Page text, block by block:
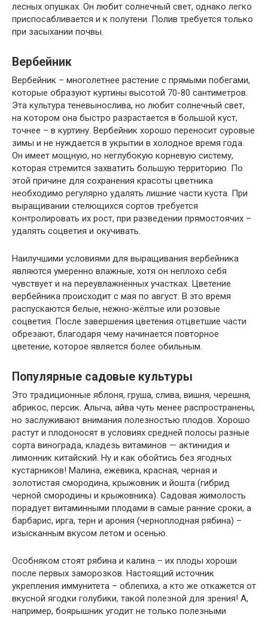
лесных опушках. Он любит солнечный свет, однако легко
приспосабливается и к полутени. Полив требуется только
при засыхании почвы.
Вербейник
Вербейник – многолетнее растение с прямыми побегами,
которые образуют куртины высотой 70-80 сантиметров.
Эта культура теневынослива, но любит солнечный свет,
на котором она быстро разрастается в большой куст,
точнее – в куртину. Вербейник хорошо переносит суровые
зимы и не нуждается в укрытии в холодное время года.
Он имеет мощную, но неглубокую корневую систему,
которая стремится захватить большую территорию. По
этой причине для сохранения красоты цветника
необходимо регулярно удалять лишние части куста. При
выращивании стелющихся сортов требуется
контролировать их рост, при разведении прямостоячих –
удалять соцветия и окучивать.
Наилучшими условиями для выращивания вербейника
являются умеренно влажные, хотя он неплохо себя
чувствует и на переувлажнённых участках. Цветение
вербейника происходит с мая по август. В это время
распускаются белые, нежно-жёлтые или розовые
соцветия. После завершения цветения отцветшие части
обрезают, благодаря чему начинается повторное
цветение, которое является более обильным.
Популярные садовые культуры
Это традиционные яблоня, груша, слива, вишня, черешня,
абрикос, персик. Алыча, айва чуть менее распространены,
но заслуживают внимания полезностью плодов. Хорошо
растут и плодоносят в условиях средней полосы разные
сорта винограда, кладезь витаминов — актинидия и
лимонник китайский. Ну и как обойтись без ягодных
кустарников! Малина, ежевика, красная, черная и
золотистая смородина, крыжовник и йошта (гибрид
черной смородины и крыжовника). Садовая жимолость
порадует витаминными плодами в самые ранние сроки, а
барбарис, ирга, терн и арония (черноплодная рябина) –
изысканным вкусом летом и осенью.
Особняком стоят рябина и калина – их плоды хороши
после первых заморозков. Настоящий источник
укрепления иммунитета – облепиха, а кто же откажется от
вкусной ягодки голубики, такой полезной для зрения! А,
например, боярышник угодит не только полезными